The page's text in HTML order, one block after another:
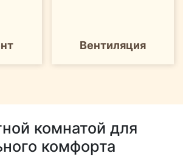
Вентиляция
комнатой для
комфорта